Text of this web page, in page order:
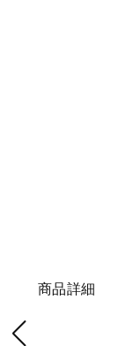
商品詳細